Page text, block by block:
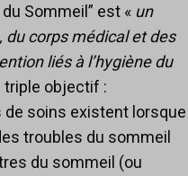
Sommeil” est « un
corps médical et des
liés à l’hygiène du
triple objectif :
soins existent lorsque
troubles du sommeil
du sommeil (ou